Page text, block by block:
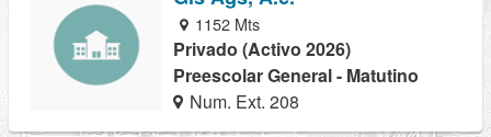
1152 Mts
Privado (Activo 2026)
Preescolar General - Matutino
Num. Ext. 208